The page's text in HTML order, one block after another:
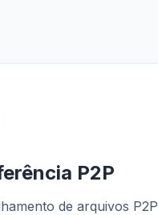
P2P
de arquivos P2P